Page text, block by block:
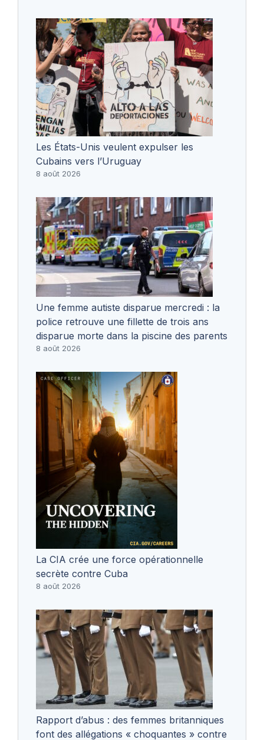
Les États-Unis veulent expulser les
Cubains vers l’Uruguay
8 août 2026
Une femme autiste disparue mercredi : la
police retrouve une fillette de trois ans
disparue morte dans la piscine des parents
8 août 2026
La CIA crée une force opérationnelle
secrète contre Cuba
8 août 2026
Rapport d’abus : des femmes britanniques
font des allégations « choquantes » contre